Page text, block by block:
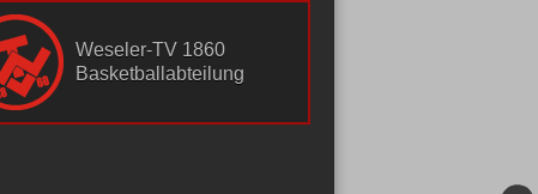
Weseler-TV 1860
Basketballabteilung